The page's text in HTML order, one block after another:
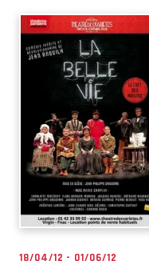
18/04/12 - 01/06/12